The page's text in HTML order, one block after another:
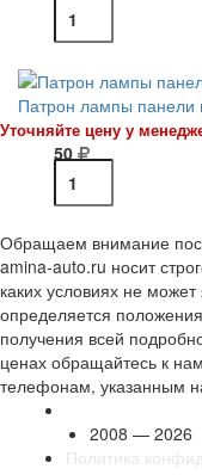
Патрон лампы панели
Уточняйте цену у
50
Обращаем внимание
amina-auto.ru носит
каких условиях не
определяется
получения всей
ценах обращайтесь к
телефонам, указанным
2008 — 2026